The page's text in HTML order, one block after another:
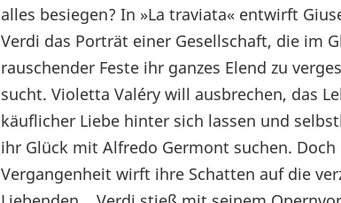
alles besiegen? In »La traviata« entwirft
Verdi das Porträt einer Gesellschaft, die im
rauschender Feste ihr ganzes Elend zu
sucht. Violetta Valéry will ausbrechen, das
käuflicher Liebe hinter sich lassen und
ihr Glück mit Alfredo Germont suchen. Doch
Vergangenheit wirft ihre Schatten auf die